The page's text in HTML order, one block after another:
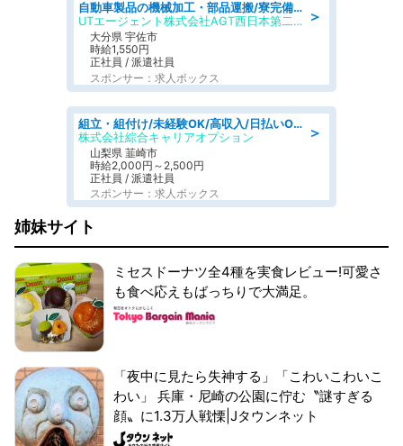
＞
自動車製品の機械加工・部品運搬/寮完備/日払い/工場・製造
UTエージェント株式会社AGT西日本第二CU
大分県 宇佐市
時給1,550円
正社員 / 派遣社員
スポンサー：求人ボックス
＞
組立・組付け/未経験OK/高収入/日払いOK/寮費無料/日勤
株式会社綜合キャリアオプション
山梨県 韮崎市
時給2,000円～2,500円
正社員 / 派遣社員
スポンサー：求人ボックス
姉妹サイト
ミセスドーナツ全4種を実食レビュー!可愛さ
も食べ応えもばっちりで大満足。
「夜中に見たら失神する」「こわいこわいこ
わい」 兵庫・尼崎の公園に佇む〝謎すぎる
顔〟に1.3万人戦慄|Jタウンネット